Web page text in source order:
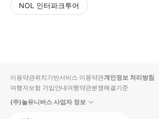
NOL 인터파크투어
입니
다.
순
상
이용약관위치기반서비스 이용약관개인정보 처리방침
여행자보험 가입안내여행약관분쟁해결기준
(주)놀유니버스 사업자 정보